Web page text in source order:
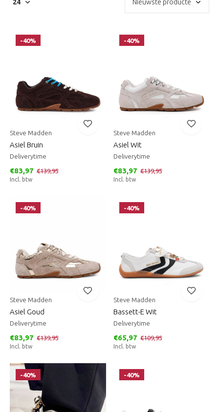
-40%
Steve Madden
Asiel Bruin
Deliverytime
€83,97 €139,95
Incl. btw
-40%
Steve Madden
Asiel Wit
Deliverytime
€83,97 €139,95
Incl. btw
-40%
Steve Madden
Asiel Goud
Deliverytime
€83,97 €139,95
Incl. btw
-40%
Steve Madden
Bassett-E Wit
Deliverytime
€65,97 €109,95
Incl. btw
-40% -40%